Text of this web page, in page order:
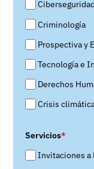
Ciberseguridad
Criminología
Prospectiva y
Tecnología e
Derechos
Crisis
Servicios*
Invitaciones a